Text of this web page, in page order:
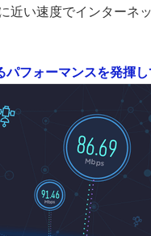
近い速度でインターネ
フォーマンスを発揮